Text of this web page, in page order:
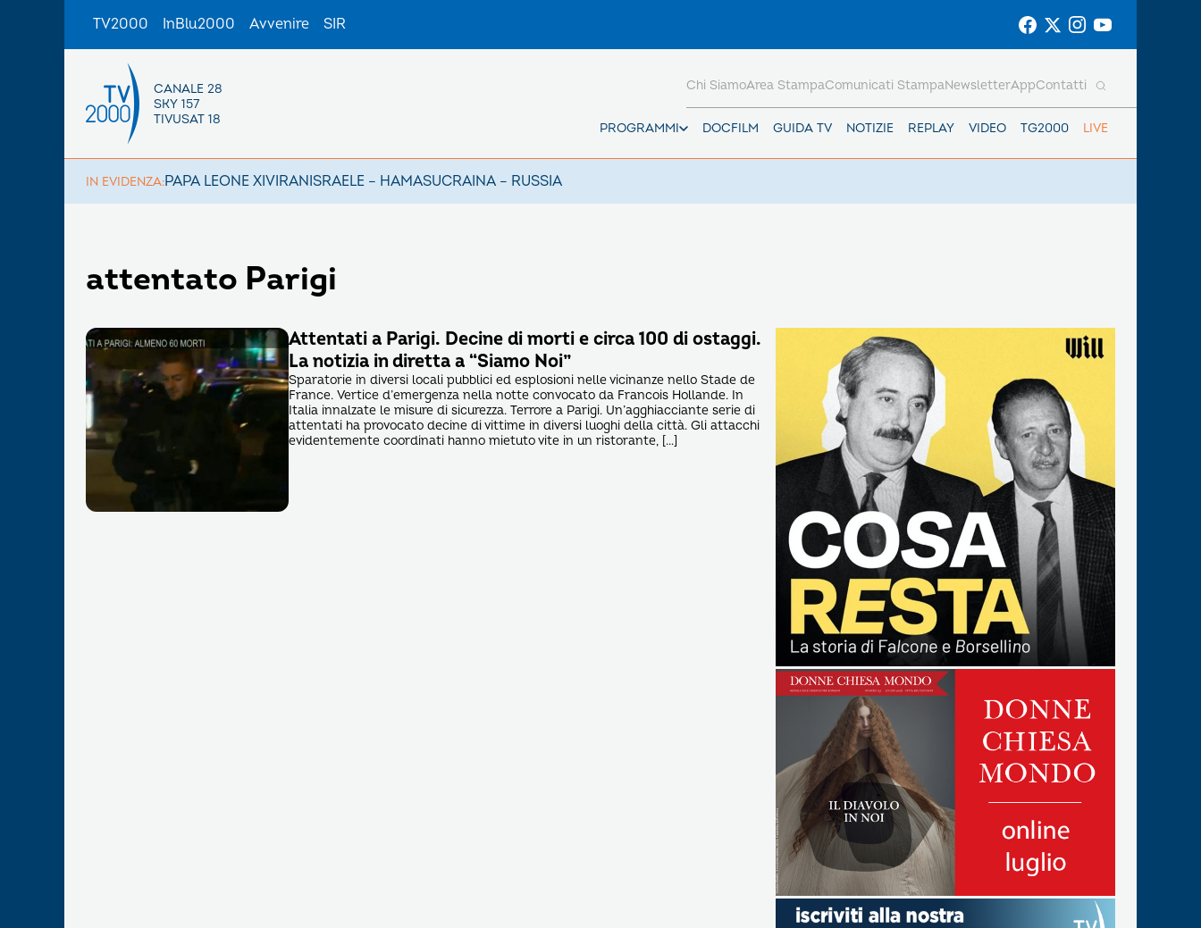
TV2000 InBlu2000 Avvenire SIR
CANALE 28
SKY 157
TIVUSAT 18
PROGRAMMI DOCFILM GUIDA TV NOTIZIE REPLAY VIDEO TG2000 LIVE
Chi SiamoArea StampaComunicati StampaNewsletterAppContatti
IN EVIDENZA:PAPA LEONE XIVIRANISRAELE – HAMASUCRAINA – RUSSIA
attentato Parigi
Attentati a Parigi. Decine di morti e circa 100 di ostaggi.
La notizia in diretta a “Siamo Noi”
Sparatorie in diversi locali pubblici ed esplosioni nelle vicinanze nello Stade de
France. Vertice d’emergenza nella notte convocato da Francois Hollande. In
Italia innalzate le misure di sicurezza. Terrore a Parigi. Un’agghiacciante serie di
attentati ha provocato decine di vittime in diversi luoghi della città. Gli attacchi
evidentemente coordinati hanno mietuto vite in un ristorante, […]